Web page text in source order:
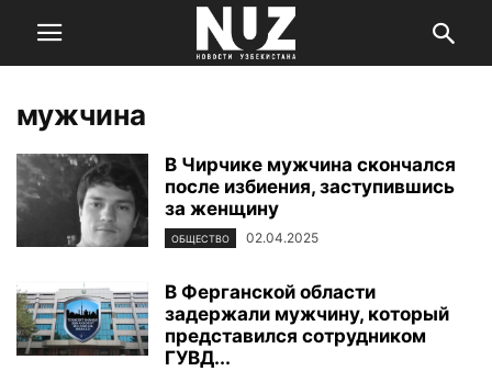
мужчина
В Чирчике мужчина скончался
после избиения, заступившись
за женщину
ОБЩЕСТВО 02.04.2025
В Ферганской области
задержали мужчину, который
представился сотрудником
ГУВД...